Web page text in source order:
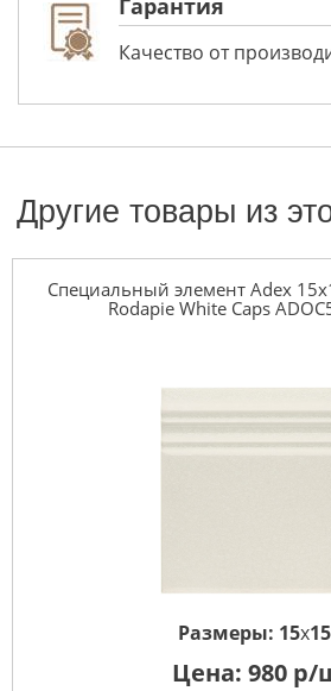
Гарантия
Качество от
Другие товары из
Специальный элемент Adex
Rodapie White Caps
Размеры: 15x15
Цена: 980р/